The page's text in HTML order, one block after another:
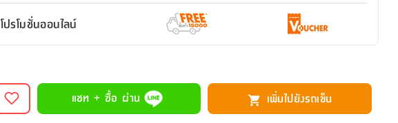
โปรโมชั่นออนไลน์
แชท + ซื้อ ผ่าน เพิ่มไปยังรถเข็น